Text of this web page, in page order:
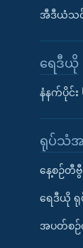
အီဒီယံသင်
ရေဒီယို
နံနက်ပိုင်း
ရုပ်သံအ
နေ့စဉ်တီ
ရေဒီယို
အပတ်စဉ်